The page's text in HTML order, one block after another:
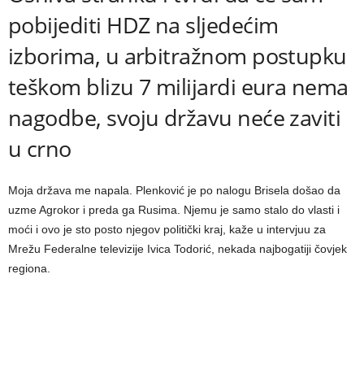
pobijediti HDZ na sljedećim
izborima, u arbitražnom postupku
teškom blizu 7 milijardi eura nema
nagodbe, svoju državu neće zaviti
u crno
Moja država me napala. Plenković je po nalogu Brisela došao da
uzme Agrokor i preda ga Rusima. Njemu je samo stalo do vlasti i
moći i ovo je sto posto njegov politički kraj, kaže u intervjuu za
Mrežu Federalne televizije Ivica Todorić, nekada najbogatiji čovjek
regiona.